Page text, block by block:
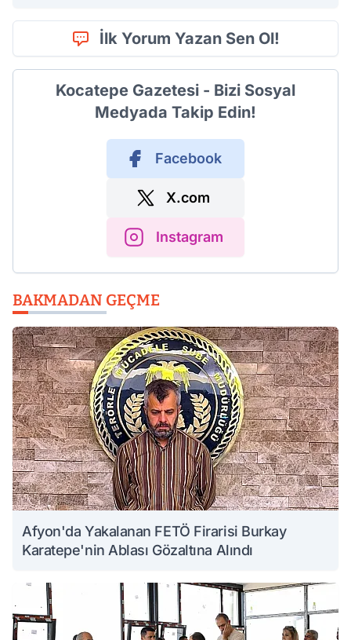
İlk Yorum Yazan Sen Ol!
Kocatepe Gazetesi - Bizi Sosyal
Medyada Takip Edin!
Facebook
X.com
Instagram
BAKMADAN GEÇME
Afyon'da Yakalanan FETÖ Firarisi Burkay
Karatepe'nin Ablası Gözaltına Alındı